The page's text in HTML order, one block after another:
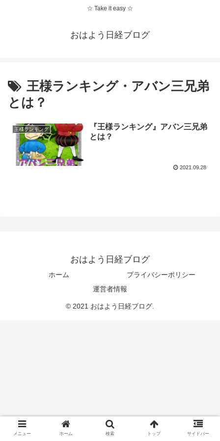
☆ Take it easy ☆
おはよう日経ブログ
王様ランキング・アバン三兄弟
とは？
王様ランキング
『王様ランキング』アバン三兄弟
とは？
2021.09.28
おはよう日経ブログ
ホーム
プライバシーポリシー
運営者情報
© 2021 おはよう日経ブログ.
メニュー ホーム 検索 トップ サイドバー